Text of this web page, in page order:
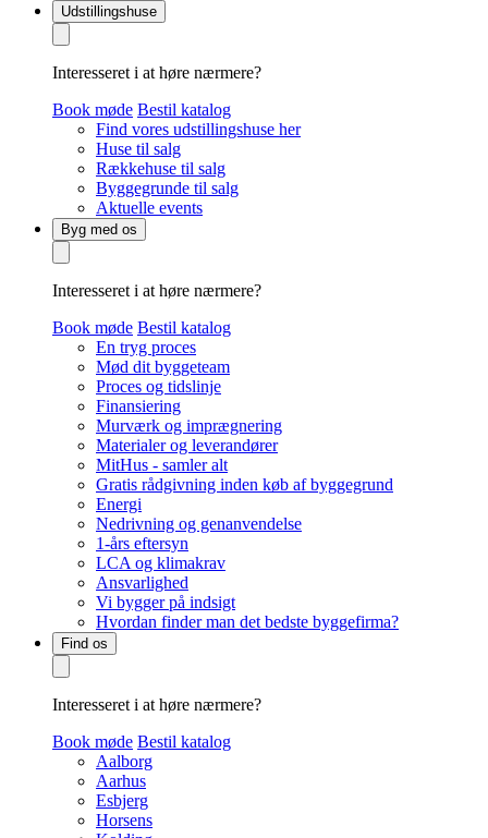
Udstillingshuse
Interesseret i at høre nærmere?
Book møde Bestil katalog
Find vores udstillingshuse her
Huse til salg
Rækkehuse til salg
Byggegrunde til salg
Aktuelle events
Byg med os
Interesseret i at høre nærmere?
Book møde Bestil katalog
En tryg proces
Mød dit byggeteam
Proces og tidslinje
Finansiering
Murværk og imprægnering
Materialer og leverandører
MitHus - samler alt
Gratis rådgivning inden køb af byggegrund
Energi
Nedrivning og genanvendelse
1-års eftersyn
LCA og klimakrav
Ansvarlighed
Vi bygger på indsigt
Hvordan finder man det bedste byggefirma?
Find os
Interesseret i at høre nærmere?
Book møde Bestil katalog
Aalborg
Aarhus
Esbjerg
Horsens